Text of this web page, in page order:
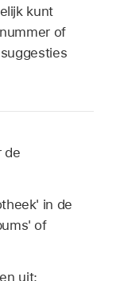
kunt
of
de
in de
of
uit: